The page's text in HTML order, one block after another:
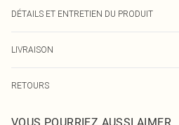
DÉTAILS ET ENTRETIEN DU PRODUIT
tissu utilisé, la couleur peut déteindre.
LIVRAISON
Livraison express France
RETOURS